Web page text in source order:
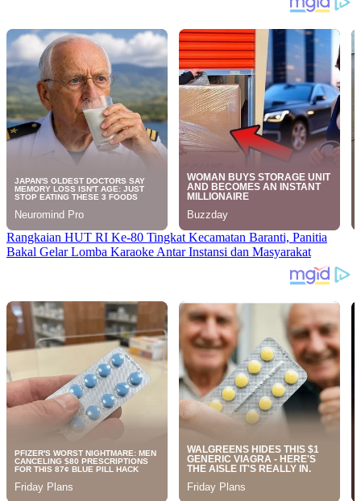
Rangkaian HUT RI Ke-80 Tingkat Kecamatan Baranti, Panitia
Bakal Gelar Lomba Karaoke Antar Instansi dan Masyarakat